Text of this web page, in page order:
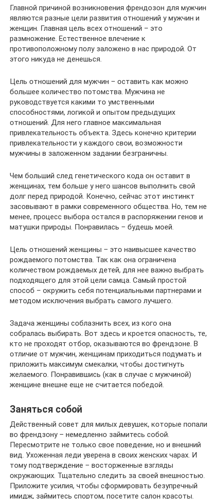
Главной причиной возникновения френдозон для мужчин
являются разные цели развития отношений у мужчин и
женщин. Главная цель всех отношений – это
размножение. Естественное влечение к
противоположному полу заложено в нас природой. От
этого никуда не денешься.
Цель отношений для мужчин – оставить как можно
большее количество потомства. Мужчина не
руководствуется какими то умственными
способностями, логикой и опытом предыдущих
отношений. Для него главное максимальная
привлекательность объекта. Здесь конечно критерии
привлекательности у каждого свои, возможности
мужчины в заложенном задании безграничны.
Чем больший след генетического кода он оставит в
женщинах, тем больше у него шансов выполнить свой
долг перед природой. Конечно, сейчас этот инстинкт
засовывают в рамки современного общества. Но, тем не
менее, процесс выбора остался в распоряжении генов и
матушки природы. Понравилась – будешь моей.
Цель отношений женщины – это наивысшее качество
рождаемого потомства. Так как она ограничена
количеством рождаемых детей, для нее важно выбрать
подходящего для этой цели самца. Самый простой
способ – окружить себя потенциальными партнерами и
методом исключения выбрать самого лучшего.
Задача женщины соблазнить всех, из кого она
собралась выбирать. Вот здесь и кроется опасность, те,
кто не проходят отбор, оказываются во френдзоне. В
отличие от мужчин, женщинам приходиться подумать и
приложить максимум смекалки, чтобы достигнуть
желаемого. Понравившись (как в случае с мужчиной)
женщине внешне еще не считается победой.
Заняться собой
Действенный совет для милых девушек, которые попали
во френдзону – немедленно займитесь собой.
Пересмотрите не только свое поведение, но и внешний
вид. Ухоженная леди уверена в своих женских чарах. И
тому подтверждение – восторженные взгляды
окружающих. Тщательно следить за своей внешностью.
Приложите усилия, чтобы сформировать безупречный
имидж, займитесь спортом, посетите салон красоты.